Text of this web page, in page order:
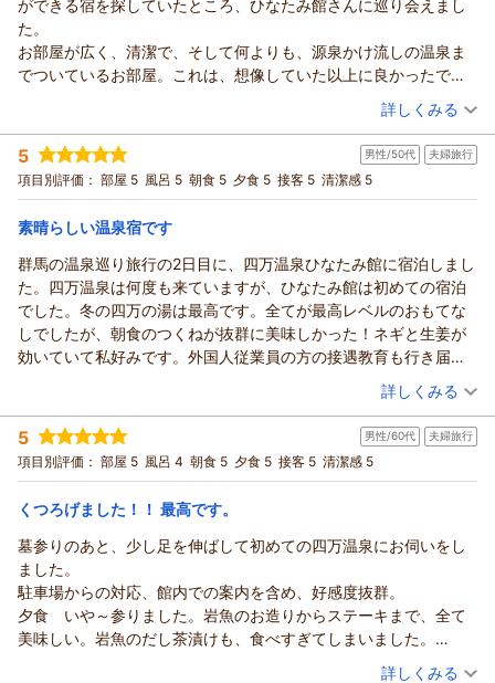
った。
この度はひなたみ館にご来館いただきまして誠にありがとうご
ざいました。
また、貴重なご意見を頂戴し、重ねて御礼申し上げます。
設備面での様々なご迷惑をお掛けいたしまして誠に申し訳ござ
みるみる様のご意見・ご指摘は社内で共有して今後の改善に繋
げてまいりたいと思います。
貸切風呂清掃の件でございますが、こちらはお客様と同様にラ
ンプ表示を見て、消えたときに極力清掃に入るよう心がけてお
ります。お騒がせして申し訳ありません。気持ちよくご利用い
おります。
他にも至らぬ点があろうかと存じますが、改善に努め、スタッ
フ一同精進してまいりますので、今後もご愛顧の程、心よりお
願い申し上げます。
この度は誠にありがとうございました。
（返信日：2026/03/25）
ができる宿を探していたところ、ひなたみ館さんに巡り会えまし
た。
お部屋が広く、清潔で、そして何よりも、源泉かけ流しの温泉ま
でついているお部屋。これは、想像していた以上に良かったで
周辺の散策もしようと思っていましたが、居心地の良さに、ずっ
とお部屋に居続けてしまいました。
また、ストレスが溜まってきたら、訪れたいお宿です。
（投稿日：2026/03/15）
宿泊時期： 2026年03月宿泊 (家族旅行)
投稿者： おかしらさん
宿泊プラン： 【じゃらんスペシャルウィーク】【アーリーチェックアウトプ
ラン】１0時チェックアウト・夕食＆朝食付き
和洋室 朝・夕
宿泊価格帯： 30,001円以上(大人一人あたり/税込)
四万温泉 ひなたみ館からの返信
この度は、ひなたみ館にご宿泊いただきまして誠にありがとう
ございました。
また、ご感想を投稿していただきまして重ねて御礼申し上げま
す。
四万温泉でのご滞在を満喫していただけたようで大変うれしく
思います。
おかしら様の日々の疲れの解消に当館が少しでも貢献できたの
であれば、我々にとっても大きな喜びでございます。
忙しい日々が続くと思いますが、お時間がございましたらまた
心身のリフレッシュに是非お越し下さいませ。
この度は誠にありがとうございました。
詳しくみる
5 男性/50代 夫婦旅行
項目別評価： 部屋 5 風呂 5 朝食 5 夕食 5 接客 5 清潔感 5
素晴らしい温泉宿です
群馬の温泉巡り旅行の2日目に、四万温泉ひなたみ館に宿泊しまし
た。四万温泉は何度も来ていますが、ひなたみ館は初めての宿泊
でした。冬の四万の湯は最高です。全てが最高レベルのおもてな
しでしたが、朝食のつくねが抜群に美味しかった！ネギと生姜が
効いていて私好みです。外国人従業員の方の接遇教育も行き届い
ています。またお世話になりたいと思います。素晴らしい旅行に
（投稿日：2026/01/13）
宿泊時期： 2026年01月宿泊 (夫婦旅行)
投稿者： Angkorさん
宿泊プラン： 当館人気NO1【昼までゆったりプラン】１２時チェックアウ
ト・夕食＆朝食付き・3種の貸切風呂
和洋室 朝・夕
宿泊価格帯： 30,001円以上(大人一人あたり/税込)
四万温泉 ひなたみ館からの返信
この度は四万温泉ひなたみ館にご宿泊いただきまして誠にあり
がとうございました。
また身に余るお言葉を頂戴し大変嬉しく思います。
四万のお湯でリラックスしながら過ごす一日のお手伝いが少し
詳しくみる
5 男性/60代 夫婦旅行
項目別評価： 部屋 5 風呂 4 朝食 5 夕食 5 接客 5 清潔感 5
くつろげました！！ 最高です。
墓参りのあと、少し足を伸ばして初めての四万温泉にお伺いをし
ました。
駐車場からの対応、館内での案内を含め、好感度抜群。
夕食 いや～参りました。岩魚のお造りからステーキまで、全て
美味しい。岩魚のだし茶漬けも、食べすぎてしまいました。
（投稿日：2025/10/04）
詳しくみる